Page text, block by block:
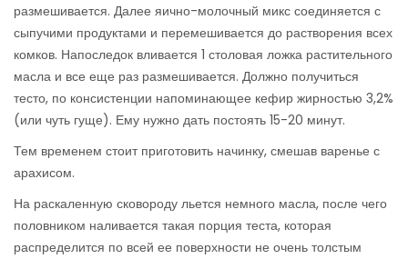
размешивается. Далее яично-молочный микс соединяется с
сыпучими продуктами и перемешивается до растворения всех
комков. Напоследок вливается 1 столовая ложка растительного
масла и все еще раз размешивается. Должно получиться
тесто, по консистенции напоминающее кефир жирностью 3,2%
(или чуть гуще). Ему нужно дать постоять 15-20 минут.
Тем временем стоит приготовить начинку, смешав варенье с
арахисом.
На раскаленную сковороду льется немного масла, после чего
половником наливается такая порция теста, которая
распределится по всей ее поверхности не очень толстым